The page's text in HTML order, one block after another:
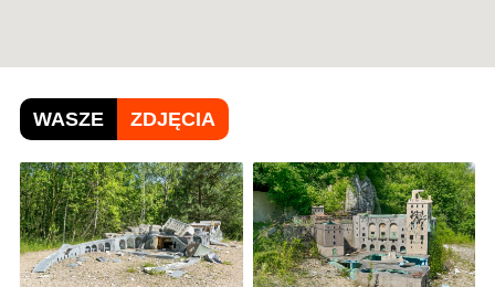
WASZE ZDJĘCIA